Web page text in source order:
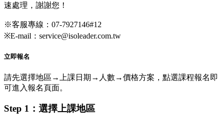
速處理，謝謝您！
※客服專線：07-7927146#12
※E-mail：service@isoleader.com.tw
立即報名
請先選擇地區→上課日期→人數→價格方案，點選課程報名即
可進入報名頁面。
Step 1：選擇上課地區